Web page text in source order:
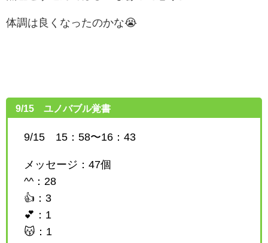
体調は良くなったのかな😭
9/15 ユノバブル覚書
9/15 15：58〜16：43
メッセージ：47個
^^：28
👍：3
💕：1
😽：1